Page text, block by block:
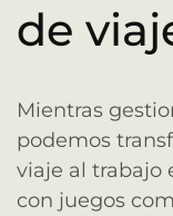
de
Mientras
podemos
viaje al trabajo
con juegos